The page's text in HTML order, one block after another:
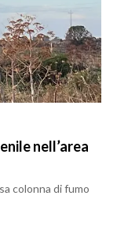
nell’area
colonna di fumo